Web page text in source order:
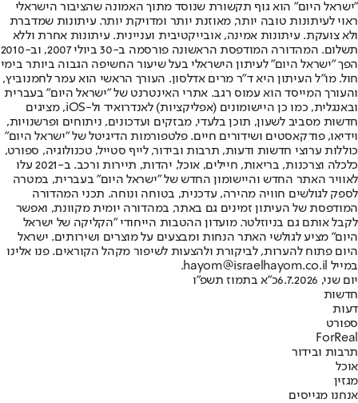
"ישראל היום" הוא גוף תקשורת שנוסד מתוך האמונה שהציבור הישראלי
ראוי לעיתונות טובה יותר, מאוזנת יותר ומדויקת יותר. עיתונות שמדברת
ולא צועקת. עיתונות אמינה, אובייקטיבית ועניינית. עיתונות אחרת וללא
תשלום. המהדורה המודפסת הראשונה פורסמה ב-30 ביולי 2007, וב-2010
הפך "ישראל היום" לעיתון הישראלי בעל שיעור החשיפה הגבוה ביותר בימי
חול. מו"ל העיתון היא ד"ר מרים אדלסון. העורך הראשי הוא עמר לחמנוביץ,
והעורך המייסד הוא עמוס רגב. אתרי האינטרנט של "ישראל היום" בעברית
ובאנגלית, כמו כן היישומונים (אפליקציות) לאנדרואיד ול-iOS, מציגים
חדשות מסביב לשעון, תוכן בלעדי, מבזקים ועדכונים, ניתוחים ופרשנויות,
וידיאו, פודקאסטים ושידורים חיים. פלטפורמות הדיגיטל של "ישראל היום"
כוללות ערוצי חדשות ודעות, תרבות ובידור, לייף סטייל, טכנולוגיה, ספורט,
כלכלה וצרכנות, בריאות, חיילים, אוכל, יהדות, תיירות ורכב. ב-2021 עלו
לאוויר האתר החדש והיישומון החדש של "ישראל היום" בעברית, במטרה
לספק לגולשים חוויה מהירה, עדכנית, בטוחה ונוחה. תכני המהדורה
המודפסת של העיתון זמינים גם באתר, במהדורה יומית מקוונת, ואפשר
לקבל אותם גם בניוזלטר. מועדון ההטבות הייחודי "הקליקה של ישראל
היום" מציע לגולשי האתר הנחות ומבצעים על מוצרים ושירותים. ישראל
היום פתוח להערות, לביקורת ולהצעות לשיפור מקהל הקוראים. פנו אלינו
במייל hayom@israelhayom.co.il.
יום שני, 6.7.2026
כ"א בתמוז תשפ"ו
חדשות
דעות
ספורט
ForReal
תרבות ובידור
אוכל
מגזין
אנחנו מגייסים